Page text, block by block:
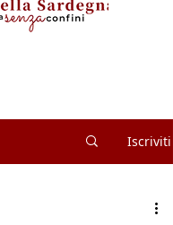
Iscriviti